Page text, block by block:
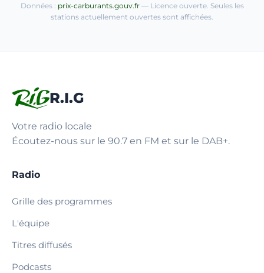
Données : prix-carburants.gouv.fr— Licence ouverte. Seules les
stations actuellement ouvertes sont affichées.
R.I.G
Votre radio locale
Écoutez-nous sur le 90.7 en FM et sur le DAB+.
Radio
Grille des programmes
L'équipe
Titres diffusés
Podcasts